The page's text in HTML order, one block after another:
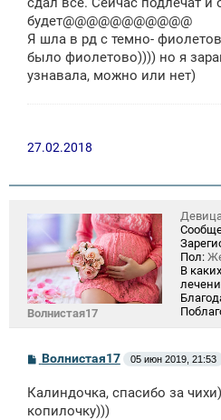
е
н
и
будет@@@@@@@@@@@
Я шла в рд с темно-
было фиолетово)))) но я
узнавала, можно или нет)
27.02.2018
Волнистая17
Пол:
В
С
б
щ
Волнистая17 05 июн 2019, 21:53
Калиндочка, спасибо за
копилочку)))